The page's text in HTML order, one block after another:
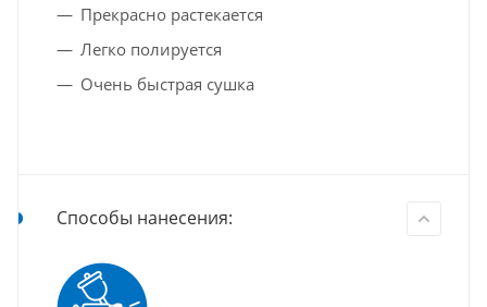
Прекрасно растекается
Легко полируется
Очень быстрая сушка
Способы нанесения: